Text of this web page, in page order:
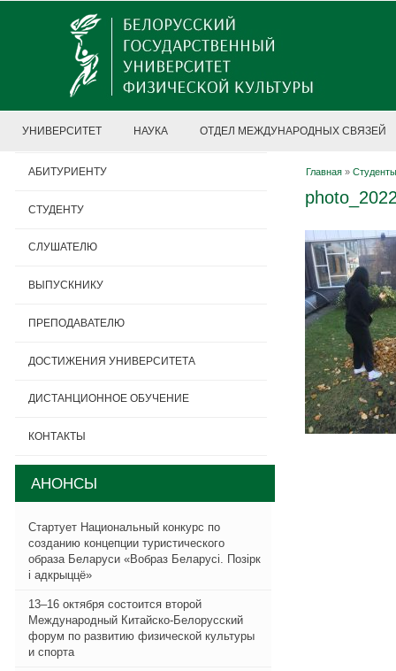
УНИВЕРСИТЕТ НАУКА ОТДЕЛ МЕЖДУНАРОДНЫХ СВЯЗЕЙ
Главная »
АБИТУРИЕНТУ
СТУДЕНТУ
СЛУШАТЕЛЮ
ВЫПУСКНИКУ
ПРЕПОДАВАТЕЛЮ
ДОСТИЖЕНИЯ УНИВЕРСИТЕТА
ДИСТАНЦИОННОЕ ОБУЧЕНИЕ
КОНТАКТЫ
АНОНСЫ
Стартует Национальный конкурс по
созданию концепции туристического
образа Беларуси «Вобраз Беларусi. Позiрк
i адкрыццё»
13–16 октября состоится второй
Международный Китайско-Белорусский
форум по развитию физической культуры
и спорта